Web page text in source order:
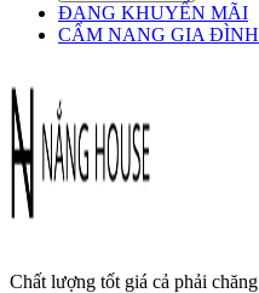
ĐANG KHUYẾN MÃI
CẨM NANG GIA ĐÌNH
Chất lượng tốt giá cả phải chăng